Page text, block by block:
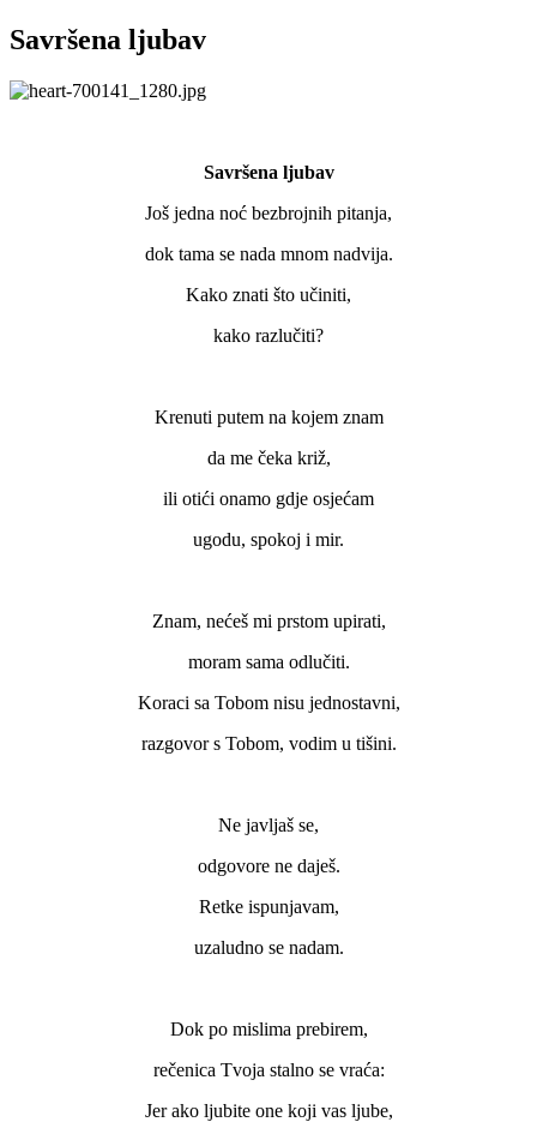
Savršena ljubav
Savršena ljubav
Još jedna noć bezbrojnih pitanja,
dok tama se nada mnom nadvija.
Kako znati što učiniti,
kako razlučiti?
Krenuti putem na kojem znam
da me čeka križ,
ili otići onamo gdje osjećam
ugodu, spokoj i mir.
Znam, nećeš mi prstom upirati,
moram sama odlučiti.
Koraci sa Tobom nisu jednostavni,
razgovor s Tobom, vodim u tišini.
Ne javljaš se,
odgovore ne daješ.
Retke ispunjavam,
uzaludno se nadam.
Dok po mislima prebirem,
rečenica Tvoja stalno se vraća:
Jer ako ljubite one koji vas ljube,